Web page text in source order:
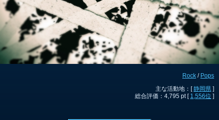
Rock / Pops
主な活動地：[静岡県 ]
総合評価：4,795 pt [ 1,556位 ]